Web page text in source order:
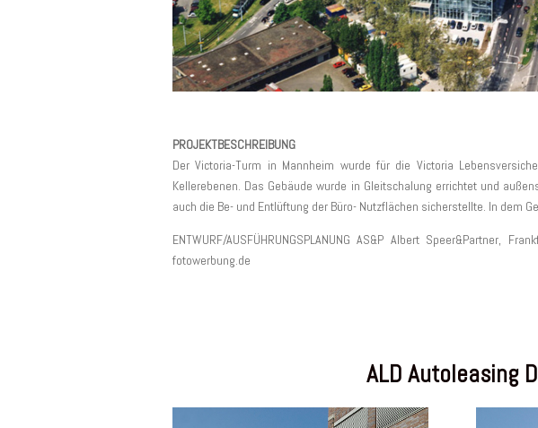
PROJEKTBESCHREIBUNG
Der Victoria-Turm in Mannheim wurde für die Victoria
Kellerebenen. Das Gebäude wurde in Gleitschalung errichtet und
auch die Be- und Entlüftung der Büro- Nutzflächen sicherstellte. In dem
ENTWURF/AUSFÜHRUNGSPLANUNG AS&P Albert Speer&Partner,
fotowerbung.de
ALD Autoleasing